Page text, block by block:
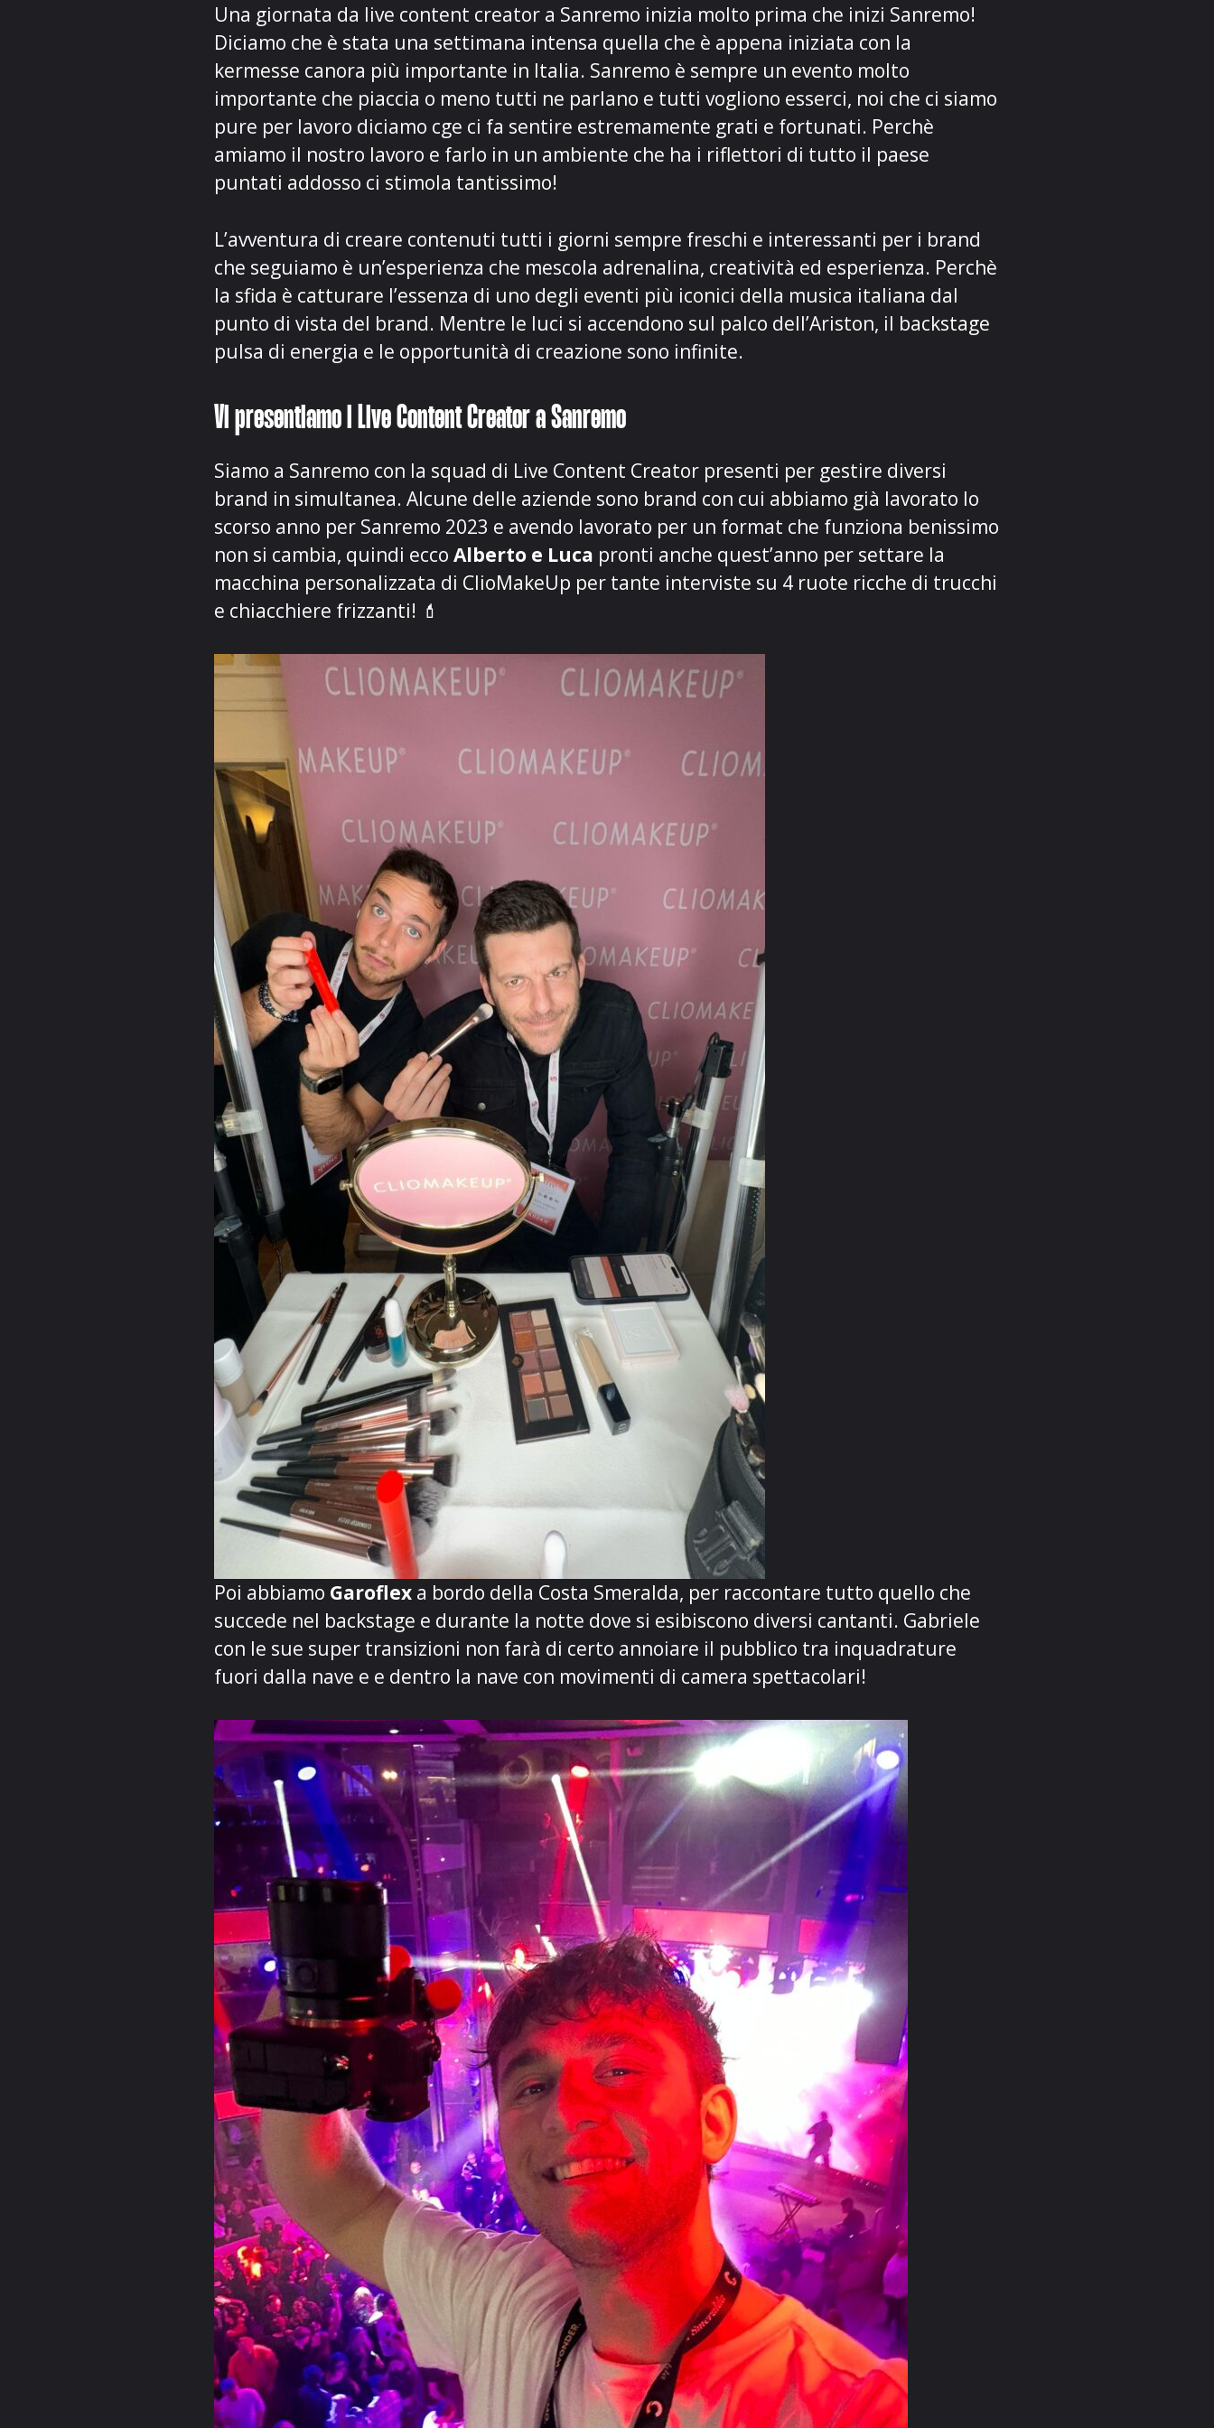
Una giornata da live content creator a Sanremo inizia molto prima che inizi Sanremo!
Diciamo che è stata una settimana intensa quella che è appena iniziata con la
kermesse canora più importante in Italia. Sanremo è sempre un evento molto
importante che piaccia o meno tutti ne parlano e tutti vogliono esserci, noi che ci siamo
pure per lavoro diciamo cge ci fa sentire estremamente grati e fortunati. Perchè
amiamo il nostro lavoro e farlo in un ambiente che ha i riflettori di tutto il paese
puntati addosso ci stimola tantissimo!
L’avventura di creare contenuti tutti i giorni sempre freschi e interessanti per i brand
che seguiamo è un’esperienza che mescola adrenalina, creatività ed esperienza. Perchè
la sfida è catturare l’essenza di uno degli eventi più iconici della musica italiana dal
punto di vista del brand. Mentre le luci si accendono sul palco dell’Ariston, il backstage
pulsa di energia e le opportunità di creazione sono infinite.
Vi presentiamo i Live Content Creator a Sanremo
Siamo a Sanremo con la squad di Live Content Creator presenti per gestire diversi
brand in simultanea. Alcune delle aziende sono brand con cui abbiamo già lavorato lo
scorso anno per Sanremo 2023 e avendo lavorato per un format che funziona benissimo
non si cambia, quindi ecco Alberto e Luca pronti anche quest’anno per settare la
macchina personalizzata di ClioMakeUp per tante interviste su 4 ruote ricche di trucchi
e chiacchiere frizzanti! 💄
Poi abbiamo Garoflex a bordo della Costa Smeralda, per raccontare tutto quello che
succede nel backstage e durante la notte dove si esibiscono diversi cantanti. Gabriele
con le sue super transizioni non farà di certo annoiare il pubblico tra inquadrature
fuori dalla nave e e dentro la nave con movimenti di camera spettacolari!